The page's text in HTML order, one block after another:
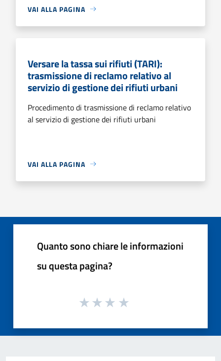
VAI ALLA PAGINA
Versare la tassa sui rifiuti (TARI):
trasmissione di reclamo relativo al
servizio di gestione dei rifiuti urbani
Procedimento di trasmissione di reclamo relativo
al servizio di gestione dei rifiuti urbani
VAI ALLA PAGINA
Quanto sono chiare le informazioni
su questa pagina?